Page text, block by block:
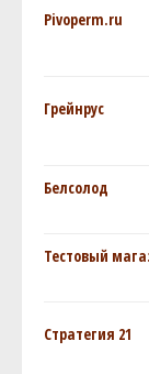
Pivoperm.ru
Грейнрус
Белсолод
Тестовый
Стратегия 21